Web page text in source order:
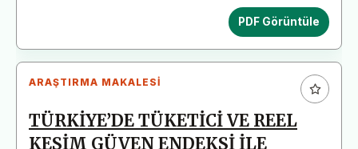
PDF Görüntüle
ARAŞTIRMA MAKALESI
TÜRKİYE’DE TÜKETİCİ VE REEL
KESİM GÜVEN ENDEKSİ İLE